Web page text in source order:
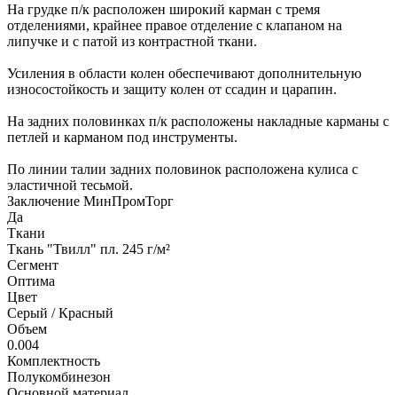
На грудке п/к расположен широкий карман с тремя
отделениями, крайнее правое отделение с клапаном на
липучке и с патой из контрастной ткани.
Усиления в области колен обеспечивают дополнительную
износостойкость и защиту колен от ссадин и царапин.
На задних половинках п/к расположены накладные карманы с
петлей и карманом под инструменты.
По линии талии задних половинок расположена кулиса с
эластичной тесьмой.
Заключение МинПромТорг
Да
Ткани
Ткань "Твилл" пл. 245 г/м²
Сегмент
Оптима
Цвет
Серый / Красный
Объем
0.004
Комплектность
Полукомбинезон